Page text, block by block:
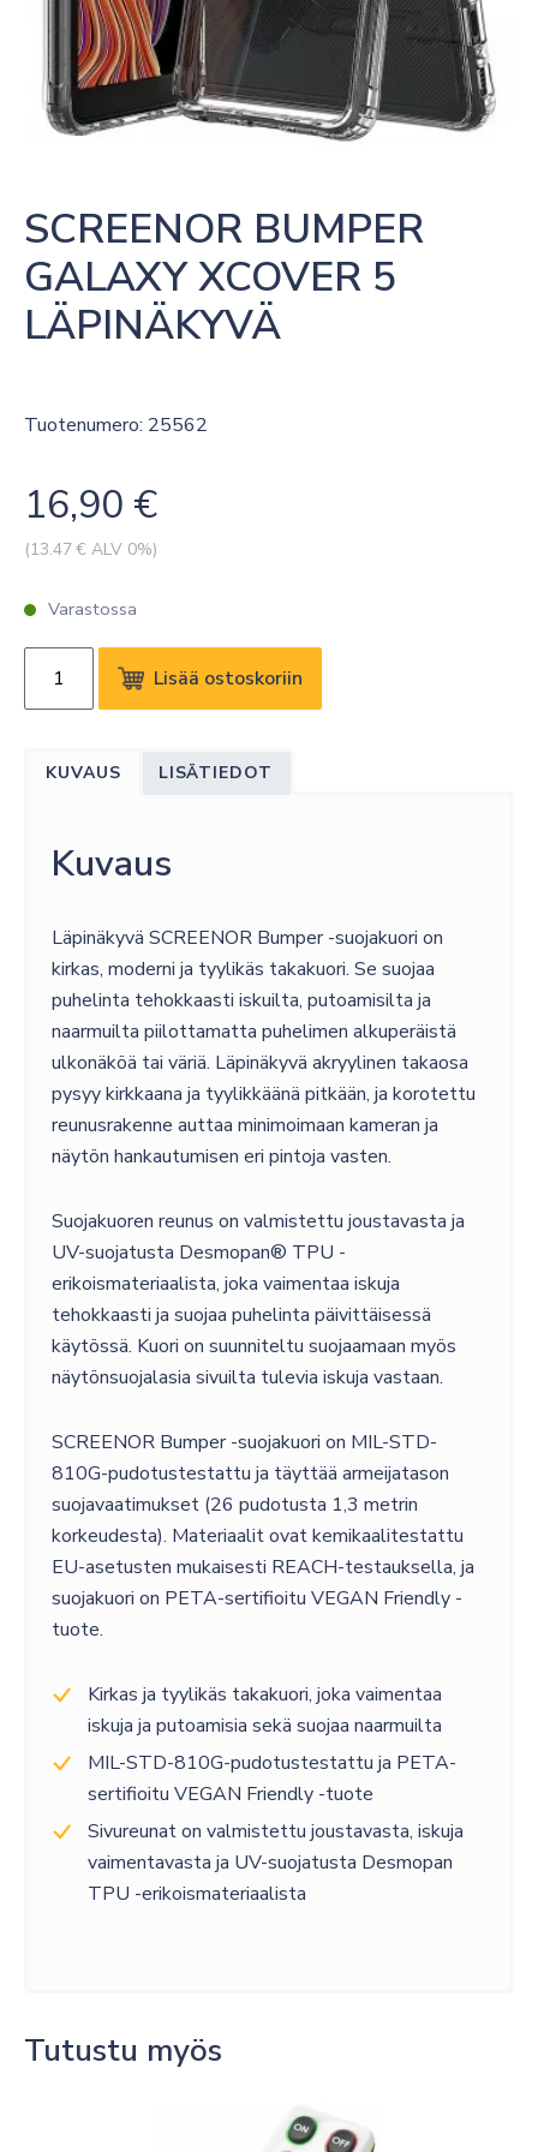
SCREENOR BUMPER
GALAXY XCOVER 5
LÄPINÄKYVÄ
Tuotenumero: 25562
16,90 €
(13.47€ ALV 0%)
Varastossa
SCREENOR
BUMPER
määrä
Lisää ostoskoriin
KUVAUS LISÄTIEDOT
Kuvaus
Läpinäkyvä SCREENOR Bumper -suojakuori on
kirkas, moderni ja tyylikäs takakuori. Se suojaa
puhelinta tehokkaasti iskuilta, putoamisilta ja
naarmuilta piilottamatta puhelimen alkuperäistä
ulkonäköä tai väriä. Läpinäkyvä akryylinen takaosa
pysyy kirkkaana ja tyylikkäänä pitkään, ja korotettu
reunusrakenne auttaa minimoimaan kameran ja
näytön hankautumisen eri pintoja vasten.
Suojakuoren reunus on valmistettu joustavasta ja
UV-suojatusta Desmopan® TPU -
erikoismateriaalista, joka vaimentaa iskuja
tehokkaasti ja suojaa puhelinta päivittäisessä
käytössä. Kuori on suunniteltu suojaamaan myös
näytönsuojalasia sivuilta tulevia iskuja vastaan.
SCREENOR Bumper -suojakuori on MIL-STD-
810G-pudotustestattu ja täyttää armeijatason
suojavaatimukset (26 pudotusta 1,3 metrin
korkeudesta). Materiaalit ovat kemikaalitestattu
EU-asetusten mukaisesti REACH-testauksella, ja
suojakuori on PETA-sertifioitu VEGAN Friendly -
tuote.
Kirkas ja tyylikäs takakuori, joka vaimentaa
iskuja ja putoamisia sekä suojaa naarmuilta
MIL-STD-810G-pudotustestattu ja PETA-
sertifioitu VEGAN Friendly -tuote
Sivureunat on valmistettu joustavasta, iskuja
vaimentavasta ja UV-suojatusta Desmopan
TPU -erikoismateriaalista
Tutustu myös